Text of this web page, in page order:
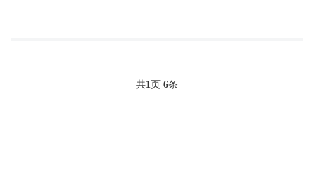
共1页 6条